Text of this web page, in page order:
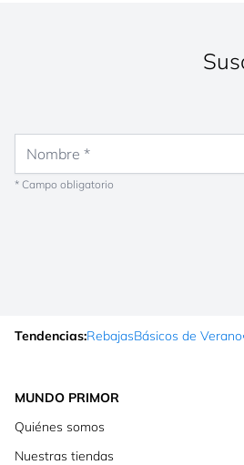
* Campo obligatorio
Tendencias:RebajasBásicos de Verano
MUNDO PRIMOR
Quiénes somos
Nuestras tiendas